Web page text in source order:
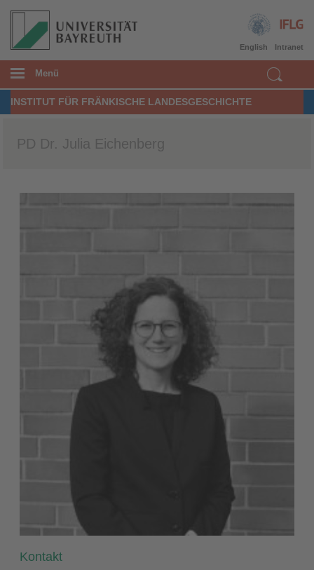
Intranet
English
Menü
INSTITUT FÜR FRÄNKISCHE LANDESGESCHICHTE
PD Dr. Julia Eichenberg
Kontakt